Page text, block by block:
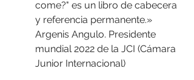
come?" es un libro de cabecera
y referencia permanente.»
Argenis Angulo. Presidente
mundial 2022 de la JCI (Cámara
Junior Internacional)